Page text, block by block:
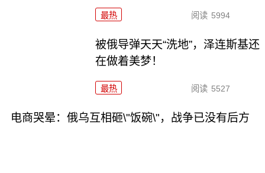
最热 阅读 5994
被俄导弹天天“洗地”，泽连斯基还
在做着美梦！
最热 阅读 5527
电商哭晕：俄乌互相砸\"饭碗\"，战争已没有后方